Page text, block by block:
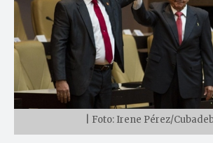
| Foto: Irene Pérez/